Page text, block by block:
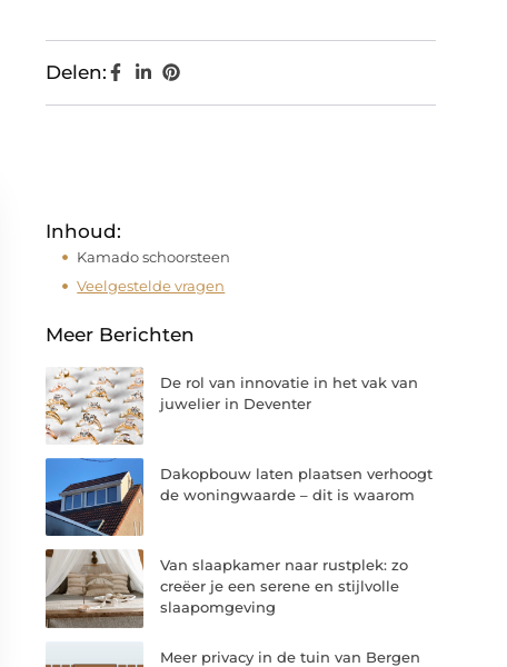
Delen:
Inhoud:
Kamado schoorsteen
Veelgestelde vragen
Meer Berichten
De rol van innovatie in het vak van
juwelier in Deventer
Dakopbouw laten plaatsen verhoogt
de woningwaarde – dit is waarom
Van slaapkamer naar rustplek: zo
creëer je een serene en stijlvolle
slaapomgeving
Meer privacy in de tuin van Bergen